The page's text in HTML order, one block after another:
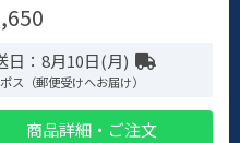
日：8月10日(月)
ス（郵便受けへお届け）
商品詳細・ご注文